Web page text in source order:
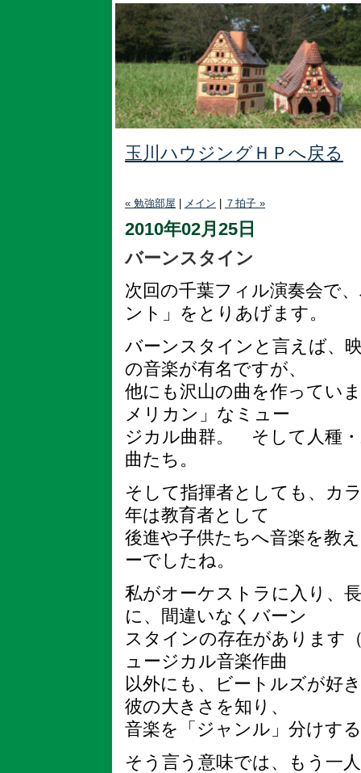
玉川ハウジングＨＰへ戻る
« 勉強部屋 メイン ７拍子 »
2010年02月25日
バーンスタイン
次回の千葉フィル演奏会で
ント」をとりあげます。
バーンスタインと言えば、
の音楽が有名ですが、
他にも沢山の曲を作ってい
メリカン」なミュー
ジカル曲群。 そして人種
曲たち。
そして指揮者としても、カ
年は教育者として
後進や子供たちへ音楽を教
ーでしたね。
私がオーケストラに入り、
に、間違いなくバーン
スタインの存在があります
ュージカル音楽作曲
以外にも、ビートルズが好
彼の大きさを知り、
音楽を「ジャンル」分けす
そう言う意味では、もう一